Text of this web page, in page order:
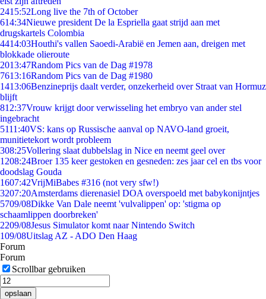
2415:52Long live the 7th of October
614:34Nieuwe president De la Espriella gaat strijd aan met
drugskartels Colombia
4414:03Houthi's vallen Saoedi-Arabië en Jemen aan, dreigen met
blokkade olieroute
2013:47Random Pics van de Dag #1978
7613:16Random Pics van de Dag #1980
1413:06Benzineprijs daalt verder, onzekerheid over Straat van Hormuz
blijft
812:37Vrouw krijgt door verwisseling het embryo van ander stel
ingebracht
5111:40VS: kans op Russische aanval op NAVO-land groeit,
munitietekort wordt probleem
308:25Vollering slaat dubbelslag in Nice en neemt geel over
1208:24Broer 135 keer gestoken en gesneden: zes jaar cel en tbs voor
doodslag Gouda
1607:42VrijMiBabes #316 (not very sfw!)
3207:20Amsterdams dierenasiel DOA overspoeld met babykonijntjes
5709/08Dikke Van Dale neemt 'vulvalippen' op: 'stigma op
schaamlippen doorbreken'
2209/08Jesus Simulator komt naar Nintendo Switch
109/08Uitslag AZ - ADO Den Haag
Forum
Forum
Scrollbar gebruiken
opslaan